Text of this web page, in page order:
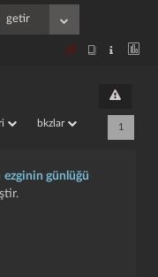
bkzlar 1
ezginin günlüğü